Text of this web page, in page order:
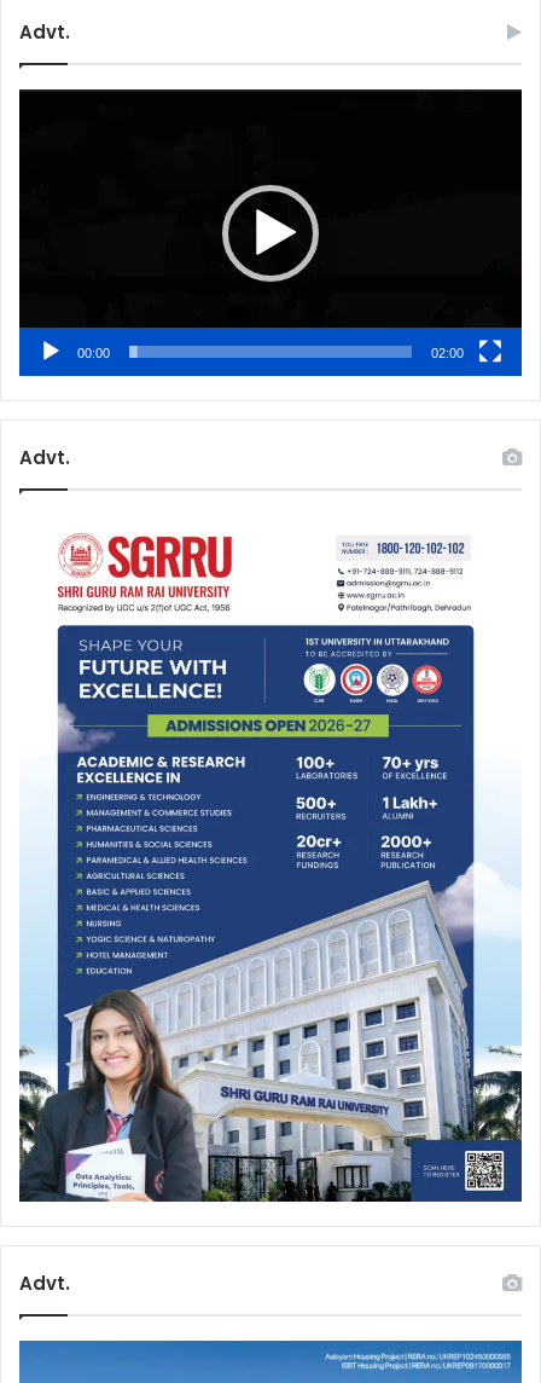
Advt.
00:00 02:00
Advt.
Advt.